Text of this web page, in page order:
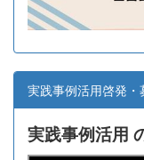
実践事例活用啓発・
実践事例活用